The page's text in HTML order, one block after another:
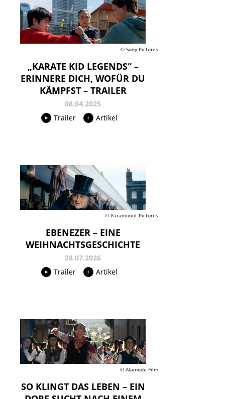
© Sony Pictures
„KARATE KID LEGENDS“ –
ERINNERE DICH, WOFÜR DU
KÄMPFST – TRAILER
08.04.2025
Trailer
Artikel
© Paramount Pictures
EBENEZER – EINE
WEIHNACHTSGESCHICHTE
28.07.2026
Trailer
Artikel
© Alamode Film
SO KLINGT DAS LEBEN – EIN